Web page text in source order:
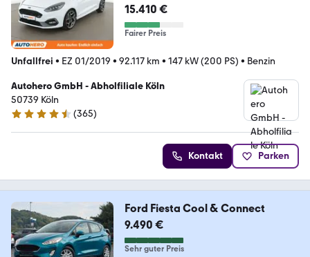
15.410 €
Fairer Preis
Unfallfrei • EZ 01/2019 • 92.117 km • 147 kW (200 PS) • Benzin
Autohero GmbH - Abholfiliale Köln
50739 Köln
4.6 Sterne
(365)
Kontakt Parken
Ford Fiesta Cool & Connect
9.490 €
Sehr guter Preis